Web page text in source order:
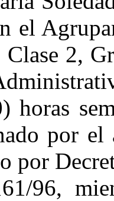
el
2,
horas
por
por
96,